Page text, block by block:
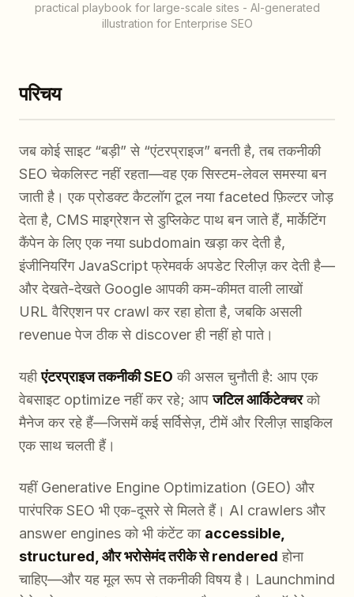
practical playbook for large-scale sites - AI-generated
illustration for Enterprise SEO
परिचय
जब कोई साइट “बड़ी” से “एंटरप्राइज” बनती है, तब तकनीकी
SEO चेकलिस्ट नहीं रहता—वह एक सिस्टम-लेवल समस्या बन
जाती है। एक प्रोडक्ट कैटलॉग टूल नया faceted फ़िल्टर जोड़
देता है, CMS माइग्रेशन से डुप्लिकेट पाथ बन जाते हैं, मार्केटिंग
कैंपेन के लिए एक नया subdomain खड़ा कर देती है,
इंजीनियरिंग JavaScript फ्रेमवर्क अपडेट रिलीज़ कर देती है—
और देखते-देखते Google आपकी कम-कीमत वाली लाखों
URL वैरिएशन पर crawl कर रहा होता है, जबकि असली
revenue पेज ठीक से discover ही नहीं हो पाते।
यहीएंटरप्राइज तकनीकी SEO की असल चुनौती है: आप एक
वेबसाइट optimize नहीं कर रहे; आपजटिल आर्किटेक्चरको
मैनेज कर रहे हैं—जिसमें कई सर्विसेज़, टीमें और रिलीज़ साइकिल
एक साथ चलती हैं।
यहीं Generative Engine Optimization (GEO) और
पारंपरिक SEO भी एक-दूसरे से मिलते हैं। AI crawlers और
answer engines को भी कंटेंट का accessible,
structured, और भरोसेमंद तरीके से rendered होना
चाहिए—और यह मूल रूप से तकनीकी विषय है। Launchmind